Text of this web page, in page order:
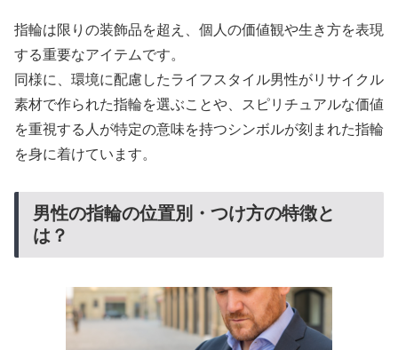
指輪は限りの装飾品を超え、個人の価値観や生き方を表現
する重要なアイテムです。
同様に、環境に配慮したライフスタイル男性がリサイクル
素材で作られた指輪を選ぶことや、スピリチュアルな価値
を重視する人が特定の意味を持つシンボルが刻まれた指輪
を身に着けています。
男性の指輪の位置別・つけ方の特徴と
は？